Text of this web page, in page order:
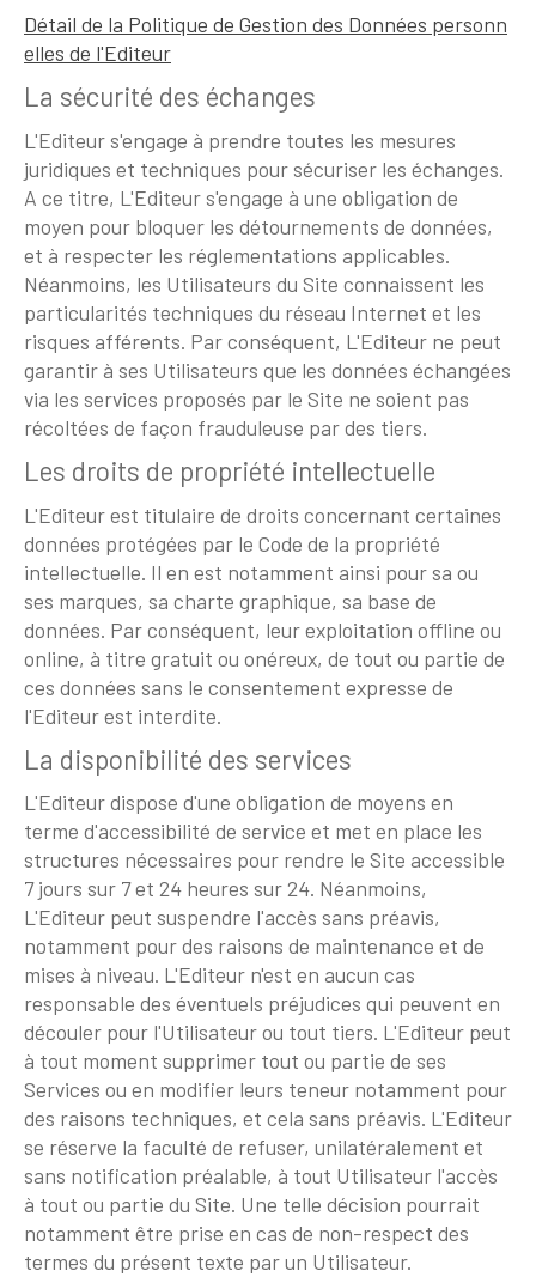
Détail de la Politique de Gestion des Données personn
elles de l'Editeur
La sécurité des échanges
L'Editeur s'engage à prendre toutes les mesures
juridiques et techniques pour sécuriser les échanges.
A ce titre, L'Editeur s'engage à une obligation de
moyen pour bloquer les détournements de données,
et à respecter les réglementations applicables.
Néanmoins, les Utilisateurs du Site connaissent les
particularités techniques du réseau Internet et les
risques afférents. Par conséquent, L'Editeur ne peut
garantir à ses Utilisateurs que les données échangées
via les services proposés par le Site ne soient pas
récoltées de façon frauduleuse par des tiers.
Les droits de propriété intellectuelle
L'Editeur est titulaire de droits concernant certaines
données protégées par le Code de la propriété
intellectuelle. Il en est notamment ainsi pour sa ou
ses marques, sa charte graphique, sa base de
données. Par conséquent, leur exploitation offline ou
online, à titre gratuit ou onéreux, de tout ou partie de
ces données sans le consentement expresse de
l'Editeur est interdite.
La disponibilité des services
L'Editeur dispose d'une obligation de moyens en
terme d'accessibilité de service et met en place les
structures nécessaires pour rendre le Site accessible
7 jours sur 7 et 24 heures sur 24. Néanmoins,
L'Editeur peut suspendre l'accès sans préavis,
notamment pour des raisons de maintenance et de
mises à niveau. L'Editeur n'est en aucun cas
responsable des éventuels préjudices qui peuvent en
découler pour l'Utilisateur ou tout tiers. L'Editeur peut
à tout moment supprimer tout ou partie de ses
Services ou en modifier leurs teneur notamment pour
des raisons techniques, et cela sans préavis. L'Editeur
se réserve la faculté de refuser, unilatéralement et
sans notification préalable, à tout Utilisateur l'accès
à tout ou partie du Site. Une telle décision pourrait
notamment être prise en cas de non-respect des
termes du présent texte par un Utilisateur.